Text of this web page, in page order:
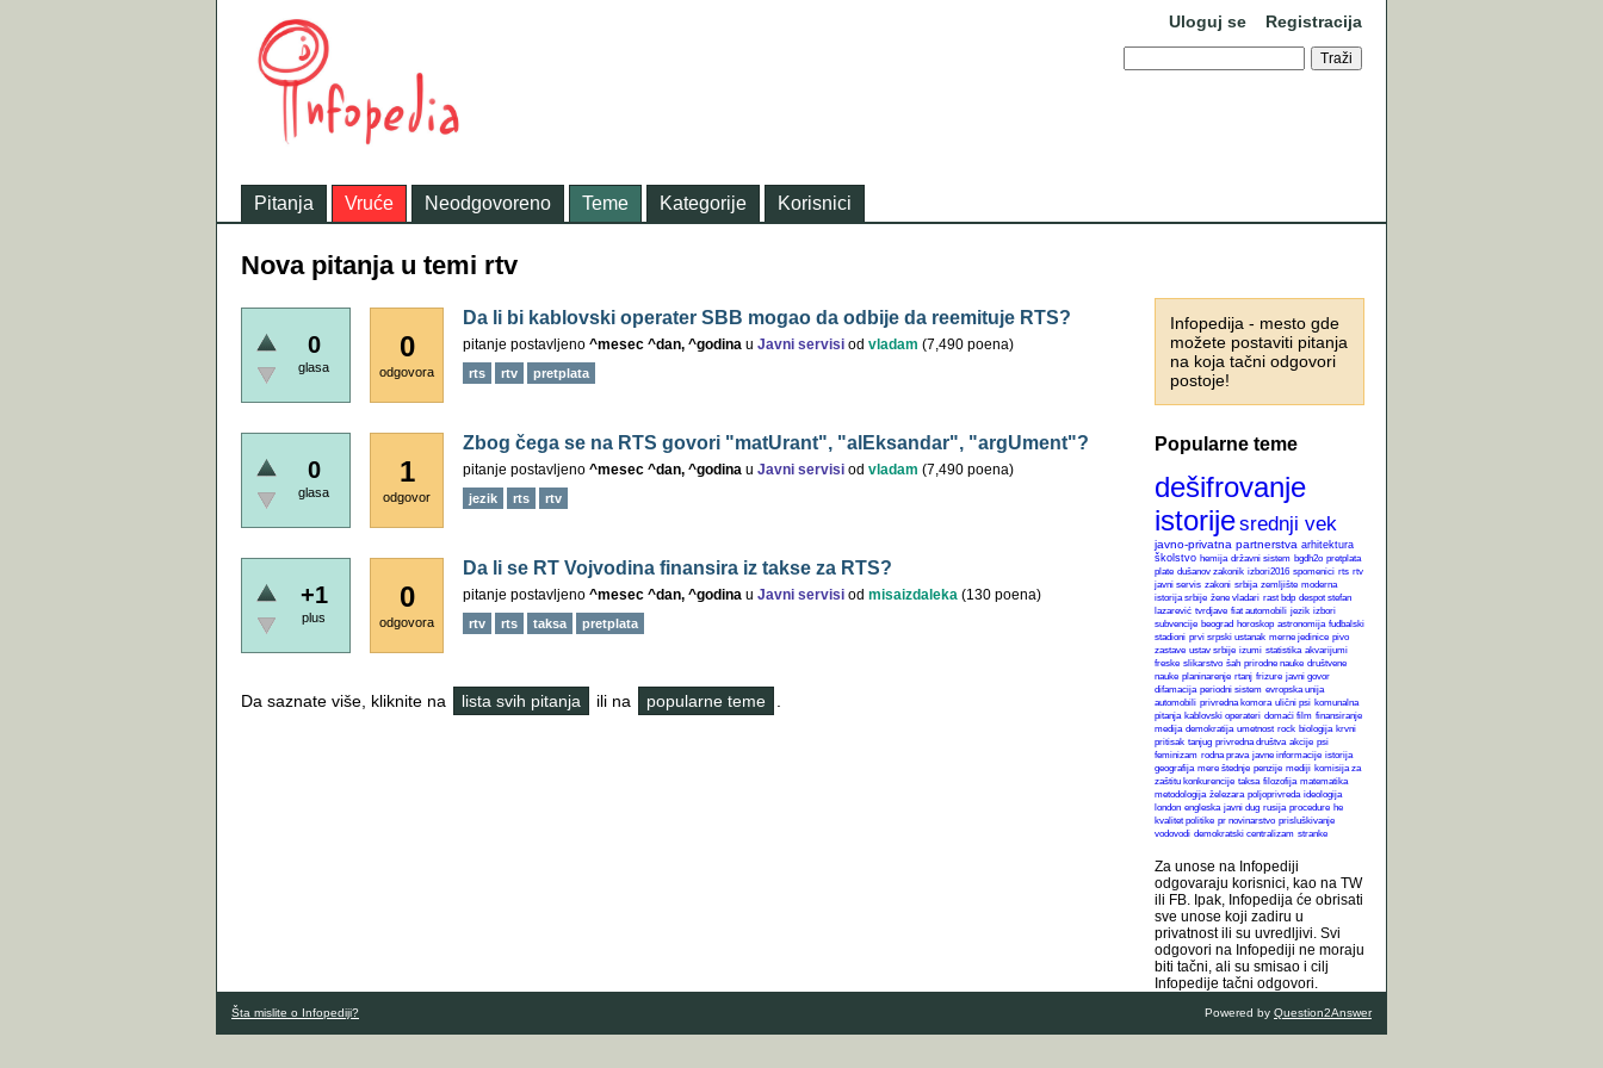
Uloguj se Registracija
Pitanja Vruće Neodgovoreno Teme Kategorije Korisnici
Infopedija - mesto gde
možete postaviti pitanja
na koja tačni odgovori
postoje!
Popularne teme
dešifrovanje
istorijesrednji vek
javno-privatna partnerstva arhitektura
školstvo hemija državni sistem bgdh2o pretplata
plate dušanov zakonik izbori2016 spomenici rts rtv
javni servis zakoni srbija zemljište moderna
istorija srbije žene vladari rast bdp despot stefan
lazarević tvrdjave fiat automobili jezik izbori
subvencije beograd horoskop astronomija fudbalski
stadioni prvi srpski ustanak merne jedinice pivo
zastave ustav srbije izumi statistika akvarijumi
freske slikarstvo šah prirodne nauke društvene
nauke planinarenje rtanj frizure javni govor
difamacija periodni sistem evropska unija
automobili privredna komora ulični psi komunalna
pitanja kablovski operateri domaći film finansiranje
medija demokratija umetnost rock biologija krvni
pritisak tanjug privredna društva akcije psi
feminizam rodna prava javne informacije istorija
geografija mere štednje penzije mediji komisija za
zaštitu konkurencije taksa filozofija matematika
metodologija železara poljoprivreda ideologija
london engleska javni dug rusija procedure he
kvalitet politike pr novinarstvo prisluškivanje
vodovodi demokratski centralizam stranke
Za unose na Infopediji
odgovaraju korisnici, kao na TW
ili FB. Ipak, Infopedija će obrisati
sve unose koji zadiru u
privatnost ili su uvredljivi. Svi
odgovori na Infopediji ne moraju
biti tačni, ali su smisao i cilj
Infopedije tačni odgovori.
Nova pitanja u temi rtv
0
glasa
0
odgovora
Da li bi kablovski operater SBB mogao da odbije da reemituje RTS?
pitanje postavljeno ^mesec ^dan, ^godina u Javni servisi od vladam (7,490 poena)
rts rtv pretplata
0
glasa
1
odgovor
Zbog čega se na RTS govori "matUrant", "alEksandar", "argUment"?
pitanje postavljeno ^mesec ^dan, ^godina u Javni servisi od vladam (7,490 poena)
jezik rts rtv
+1
plus
0
odgovora
Da li se RT Vojvodina finansira iz takse za RTS?
pitanje postavljeno ^mesec ^dan, ^godina u Javni servisi od misaizdaleka (130 poena)
rtv rts taksa pretplata
Da saznate više, kliknite na lista svih pitanja ili na popularne teme
Šta mislite o Infopediji? Powered by Question2Answer